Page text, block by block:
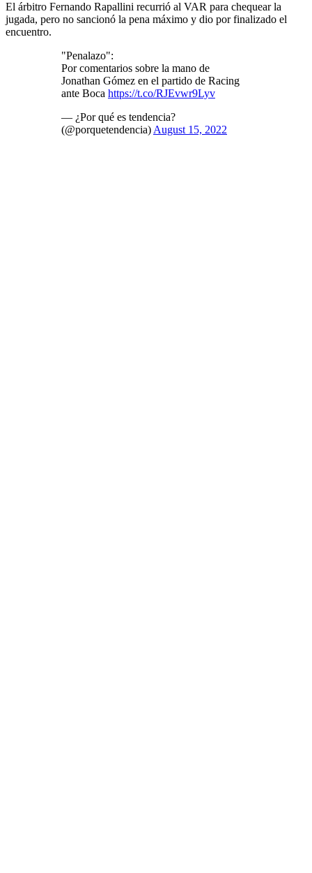
El árbitro Fernando Rapallini recurrió al VAR para chequear la
jugada, pero no sancionó la pena máximo y dio por finalizado el
encuentro.
"Penalazo":
Por comentarios sobre la mano de
Jonathan Gómez en el partido de Racing
ante Boca https://t.co/RJEvwr9Lyv
— ¿Por qué es tendencia?
(@porquetendencia) August 15, 2022